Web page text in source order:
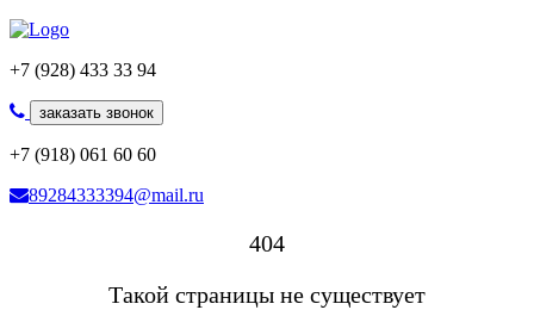
+7 (928) 433 33 94
заказать звонок
+7 (918) 061 60 60
89284333394@mail.ru
404
Такой страницы не существует